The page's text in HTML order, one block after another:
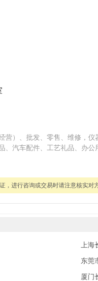
）、批发、零售、维修，
、汽车配件、工艺礼品、办公
进行咨询或交易时请注意核实对
上海
东莞
厦门